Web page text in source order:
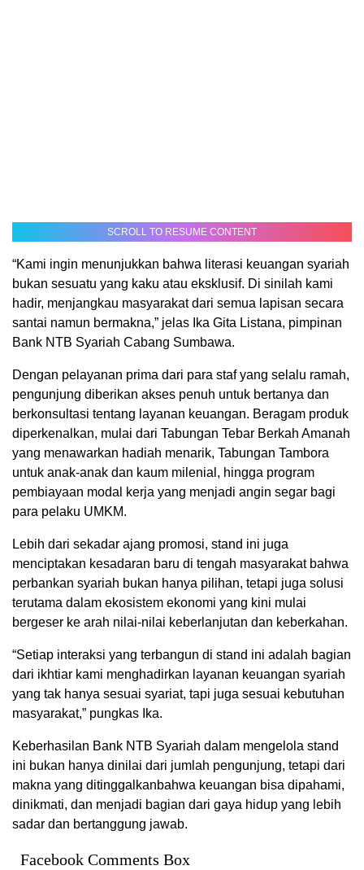
SCROLL TO RESUME CONTENT
“Kami ingin menunjukkan bahwa literasi keuangan syariah
bukan sesuatu yang kaku atau eksklusif. Di sinilah kami
hadir, menjangkau masyarakat dari semua lapisan secara
santai namun bermakna,” jelas Ika Gita Listana, pimpinan
Bank NTB Syariah Cabang Sumbawa.
Dengan pelayanan prima dari para staf yang selalu ramah,
pengunjung diberikan akses penuh untuk bertanya dan
berkonsultasi tentang layanan keuangan. Beragam produk
diperkenalkan, mulai dari Tabungan Tebar Berkah Amanah
yang menawarkan hadiah menarik, Tabungan Tambora
untuk anak-anak dan kaum milenial, hingga program
pembiayaan modal kerja yang menjadi angin segar bagi
para pelaku UMKM.
Lebih dari sekadar ajang promosi, stand ini juga
menciptakan kesadaran baru di tengah masyarakat bahwa
perbankan syariah bukan hanya pilihan, tetapi juga solusi
terutama dalam ekosistem ekonomi yang kini mulai
bergeser ke arah nilai-nilai keberlanjutan dan keberkahan.
“Setiap interaksi yang terbangun di stand ini adalah bagian
dari ikhtiar kami menghadirkan layanan keuangan syariah
yang tak hanya sesuai syariat, tapi juga sesuai kebutuhan
masyarakat,” pungkas Ika.
Keberhasilan Bank NTB Syariah dalam mengelola stand
ini bukan hanya dinilai dari jumlah pengunjung, tetapi dari
makna yang ditinggalkanbahwa keuangan bisa dipahami,
dinikmati, dan menjadi bagian dari gaya hidup yang lebih
sadar dan bertanggung jawab.
Facebook Comments Box